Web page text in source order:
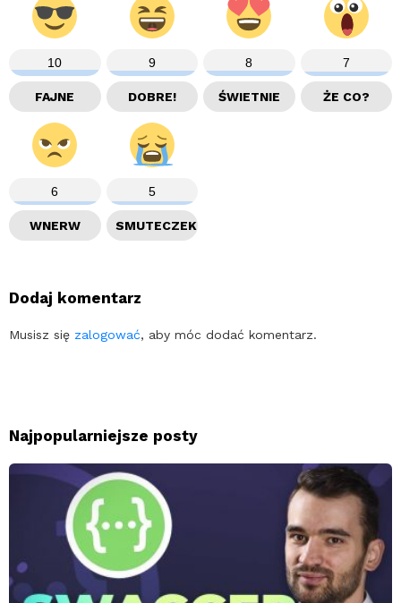
10
FAJNE
9
DOBRE!
8
ŚWIETNIE
7
ŻE CO?
6
WNERW
5
SMUTECZEK
Dodaj komentarz
Musisz się zalogować, aby móc dodać komentarz.
Najpopularniejsze posty